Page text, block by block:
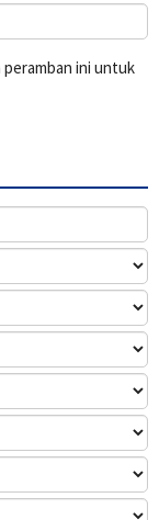
peramban ini untuk